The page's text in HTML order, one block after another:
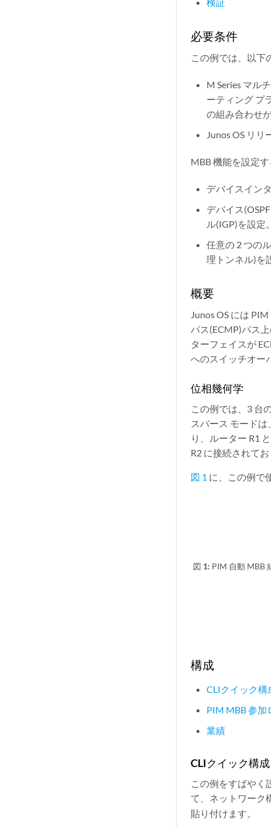
必要条件
この例では、以下
M Series マル
ーティング プ
の組み合わせ
Junos OS リリ
MBB 機能を設定
デバイスイン
デバイス
ル(IGP)を設定。
任意の 2 つの
理トンネル)を
概要
Junos OS には
パス(ECMP)パス
ターフェイスが
へのスイッチオー
位相幾何学
この例では、3 台
スパース モード
り、ルーター R1
R2 に接続されて
図 1 に、この例で
図 1: PIM 自動 MBB
構成
CLIクイック構
PIM MBB 参加
業績
CLIクイック構成
この例をすばやく
て、ネットワーク
貼り付けます。